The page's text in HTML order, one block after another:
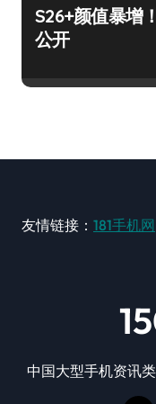
S26+颜值暴增
公开
友情链接： 181手机网
中国大型手机资讯